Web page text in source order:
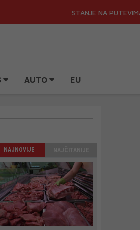
STANJE NA
AUTO EU
NAJNOVIJE